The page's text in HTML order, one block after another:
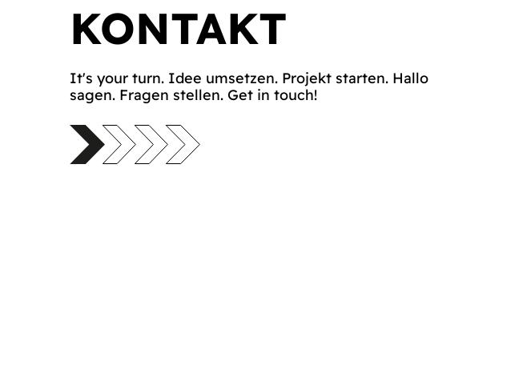
KONTAKT
It's your turn. Idee umsetzen. Projekt starten. Hallo
sagen. Fragen stellen. Get in touch!